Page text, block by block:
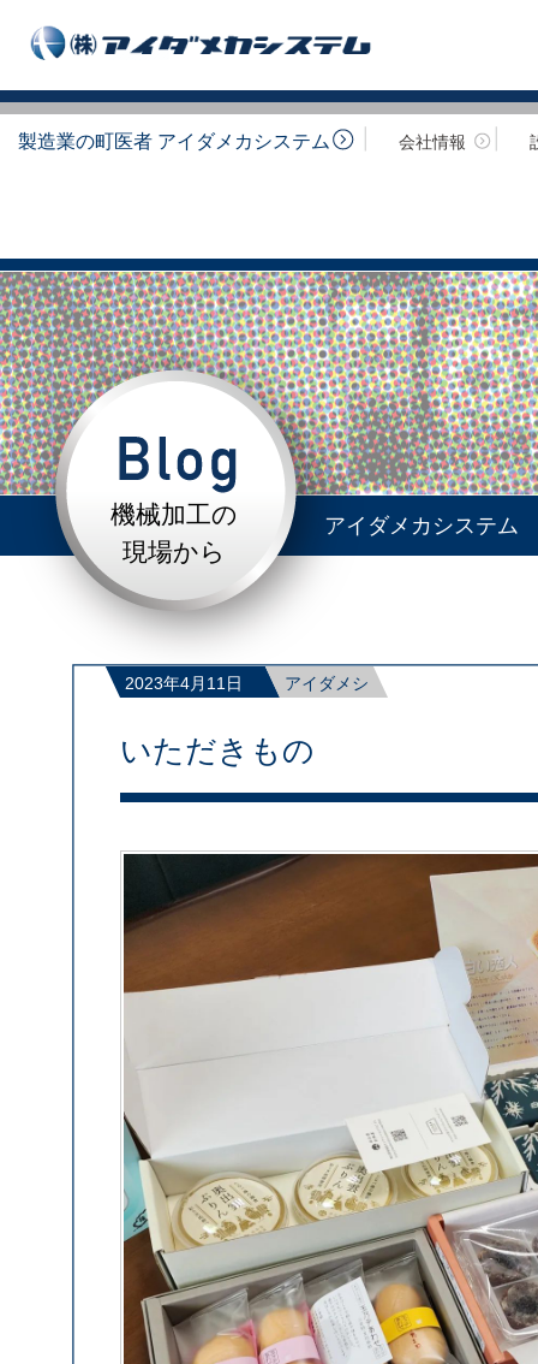
製造業の町医者 アイダメカシステム 会社情報
機械加工の
現場から
アイダメカシステム
2023年4月11日 アイダメシ
いただきもの